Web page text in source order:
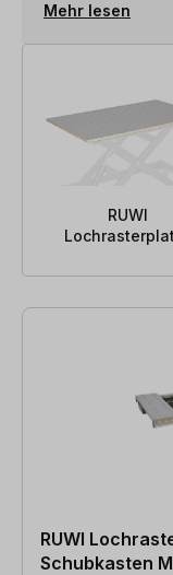
Mehr lesen
RUWI
15 Artikel gefunden
RUWI
Schubkasten